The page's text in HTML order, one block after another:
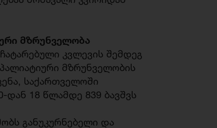
მზრუნველობა
კვლევის შემდეგ
მზრუნველობის
საქართველოში
18 წლამდე 839 ბავშვს
განუკურნებელი და